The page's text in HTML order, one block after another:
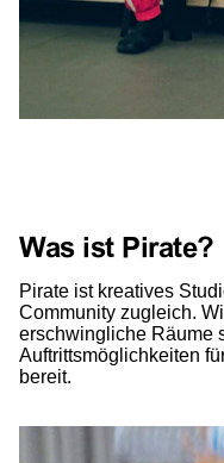
Was ist Pirate?
Pirate ist kreatives
Community zugleich.
erschwingliche Räume
Auftrittsmöglichkeiten
bereit.